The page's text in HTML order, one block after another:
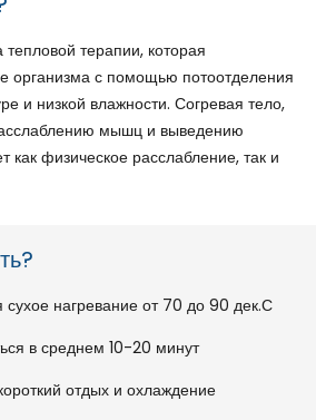
терапии, которая
организма с помощью потоотделения
и низкой влажности. Согревая тело,
мышц и выведению
как физическое расслабление, так и
нагревание от 70 до 90 дек.С
в среднем 10-20 минут
отдых и охлаждение